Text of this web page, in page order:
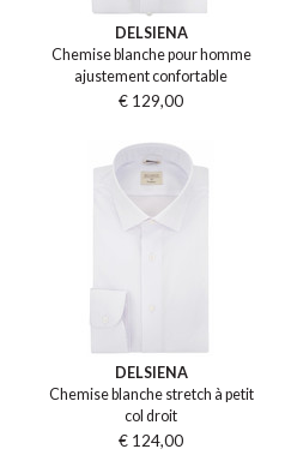
DELSIENA
Chemise blanche pour homme
ajustement confortable
€ 129,00
DELSIENA
Chemise blanche stretch à petit
col droit
€ 124,00